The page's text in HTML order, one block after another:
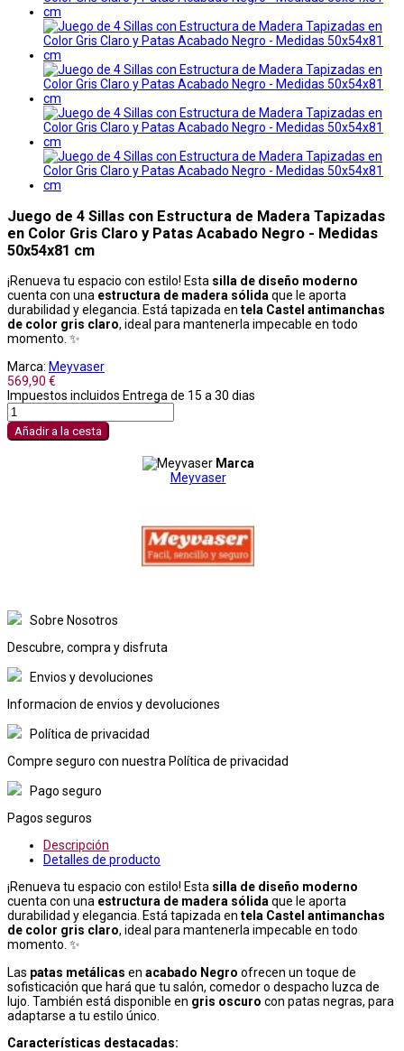
Juego de 4 Sillas con Estructura de Madera Tapizadas
en Color Gris Claro y Patas Acabado Negro - Medidas
50x54x81 cm
¡Renueva tu espacio con estilo! Esta silla de diseño moderno
cuenta con una estructura de madera sólida que le aporta
durabilidad y elegancia. Está tapizada en tela Castel antimanchas
de color gris claro, ideal para mantenerla impecable en todo
momento. ✨
Marca: Meyvaser
569,90 €
Impuestos incluidos Entrega de 15 a 30 dias
Añadir a la cesta
Marca
Meyvaser
Sobre Nosotros
Descubre, compra y disfruta
Envios y devoluciones
Informacion de envios y devoluciones
Política de privacidad
Compre seguro con nuestra Política de privacidad
Pago seguro
Pagos seguros
Descripción
Detalles de producto
¡Renueva tu espacio con estilo! Esta silla de diseño moderno
cuenta con una estructura de madera sólida que le aporta
durabilidad y elegancia. Está tapizada en tela Castel antimanchas
de color gris claro, ideal para mantenerla impecable en todo
momento. ✨
Las patas metálicas en acabado Negro ofrecen un toque de
sofisticación que hará que tu salón, comedor o despacho luzca de
lujo. También está disponible en gris oscuro con patas negras, para
adaptarse a tu estilo único.
Características destacadas: